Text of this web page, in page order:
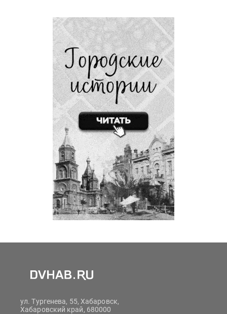
ул. Тургенева, 55, Хабаровск,
Хабаровский край, 680000